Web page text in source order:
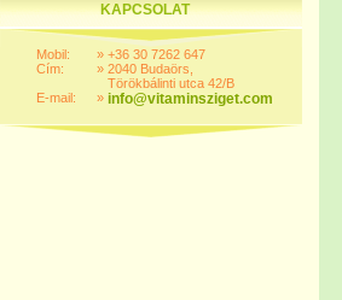
KAPCSOLAT
Mobil:
Cím:
E-mail:
»
»
»
+36 30 7262 647
2040 Budaörs,
Törökbálinti utca 42/B
info@vitaminsziget.com